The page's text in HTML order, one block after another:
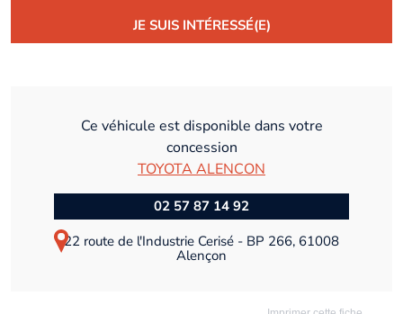
JE SUIS INTÉRESSÉ(E)
Ce véhicule est disponible dans votre
concession
TOYOTA ALENCON
02 57 87 14 92
22 route de l'Industrie Cerisé - BP 266, 61008
Alençon